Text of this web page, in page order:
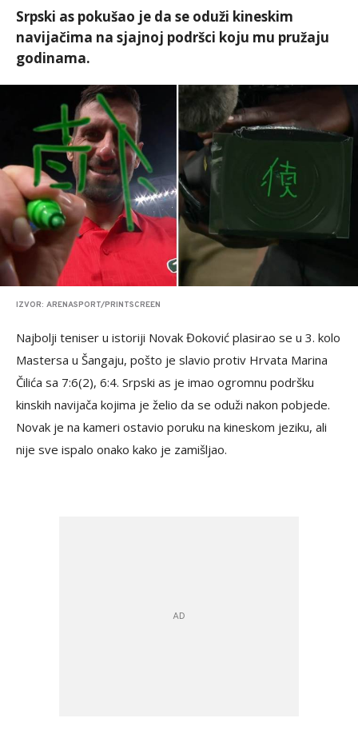
Srpski as pokušao je da se oduži kineskim
navijačima na sjajnoj podršci koju mu pružaju
godinama.
IZVOR: ARENASPORT/PRINTSCREEN
Najbolji teniser u istoriji Novak Đoković plasirao se u 3. kolo
Mastersa u Šangaju, pošto je slavio protiv Hrvata Marina
Čilića sa 7:6(2), 6:4. Srpski as je imao ogromnu podršku
kinskih navijača kojima je želio da se oduži nakon pobjede.
Novak je na kameri ostavio poruku na kineskom jeziku, ali
nije sve ispalo onako kako je zamišljao.